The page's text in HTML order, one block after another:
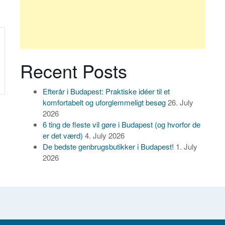
Recent Posts
Efterår i Budapest: Praktiske idéer til et
komfortabelt og uforglemmeligt besøg 26. July
2026
6 ting de fleste vil gøre i Budapest (og hvorfor de
er det værd) 4. July 2026
De bedste genbrugsbutikker i Budapest! 1. July
2026